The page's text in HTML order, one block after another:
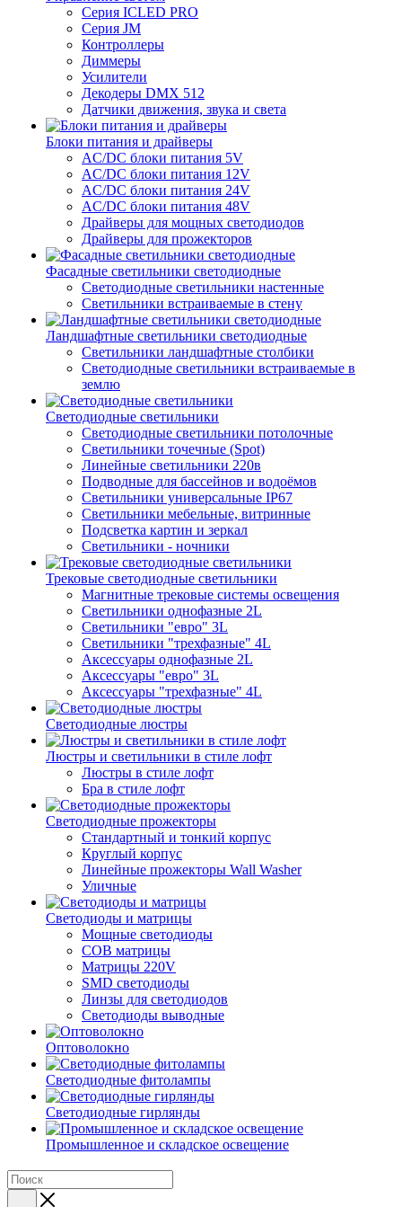
Серия ICLED PRO
Серия JM
Контроллеры
Диммеры
Усилители
Декодеры DMX 512
Датчики движения, звука и света
Блоки питания и драйверы
AC/DC блоки питания 5V
AC/DC блоки питания 12V
AC/DC блоки питания 24V
AC/DC блоки питания 48V
Драйверы для мощных светодиодов
Драйверы для прожекторов
Фасадные светильники светодиодные
Светодиодные светильники настенные
Светильники встраиваемые в стену
Ландшафтные светильники светодиодные
Светильники ландшафтные столбики
Светодиодные светильники встраиваемые в
землю
Светодиодные светильники
Светодиодные светильники потолочные
Светильники точечные (Spot)
Линейные светильники 220в
Подводные для бассейнов и водоёмов
Светильники универсальные IP67
Светильники мебельные, витринные
Подсветка картин и зеркал
Светильники - ночники
Трековые светодиодные светильники
Магнитные трековые системы освещения
Светильники однофазные 2L
Светильники "евро" 3L
Светильники "трехфазные" 4L
Аксессуары однофазные 2L
Аксессуары "евро" 3L
Аксессуары "трехфазные" 4L
Светодиодные люстры
Люстры и светильники в стиле лофт
Люстры в стиле лофт
Бра в стиле лофт
Светодиодные прожекторы
Стандартный и тонкий корпус
Круглый корпус
Линейные прожекторы Wall Washer
Уличные
Светодиоды и матрицы
Мощные светодиоды
COB матрицы
Матрицы 220V
SMD светодиоды
Линзы для светодиодов
Светодиоды выводные
Оптоволокно
Светодиодные фитолампы
Светодиодные гирлянды
Промышленное и складское освещение